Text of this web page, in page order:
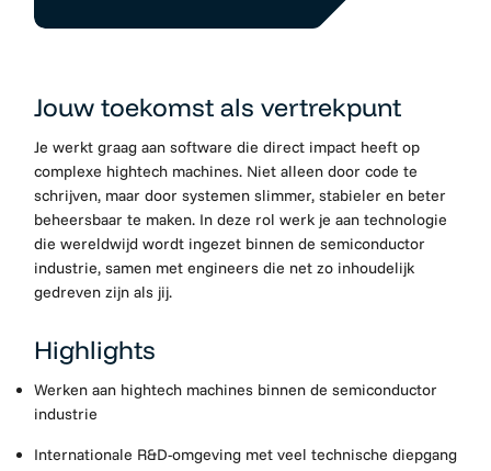
Jouw toekomst als vertrekpunt
Je werkt graag aan software die direct impact heeft op
complexe hightech machines. Niet alleen door code te
schrijven, maar door systemen slimmer, stabieler en beter
beheersbaar te maken. In deze rol werk je aan technologie
die wereldwijd wordt ingezet binnen de semiconductor
industrie, samen met engineers die net zo inhoudelijk
gedreven zijn als jij.
Highlights
Werken aan hightech machines binnen de semiconductor
industrie
Internationale R&D-omgeving met veel technische diepgang